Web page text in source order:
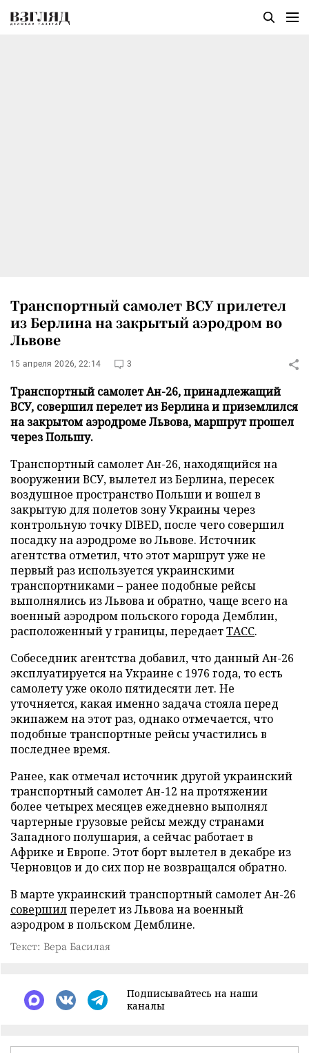
Транспортный самолет ВСУ прилетел
из Берлина на закрытый аэродром во
Львове
15 апреля 2026, 22:14 3
Транспортный самолет Ан-26, принадлежащий
ВСУ, совершил перелет из Берлина и приземлился
на закрытом аэродроме Львова, маршрут прошел
через Польшу.
Транспортный самолет Ан-26, находящийся на
вооружении ВСУ, вылетел из Берлина, пересек
воздушное пространство Польши и вошел в
закрытую для полетов зону Украины через
контрольную точку DIBED, после чего совершил
посадку на аэродроме во Львове. Источник
агентства отметил, что этот маршрут уже не
первый раз используется украинскими
транспортниками – ранее подобные рейсы
выполнялись из Львова и обратно, чаще всего на
военный аэродром польского города Демблин,
расположенный у границы, передаетТАСС.
Собеседник агентства добавил, что данный Ан-26
эксплуатируется на Украине с 1976 года, то есть
самолету уже около пятидесяти лет. Не
уточняется, какая именно задача стояла перед
экипажем на этот раз, однако отмечается, что
подобные транспортные рейсы участились в
последнее время.
Ранее, как отмечал источник другой украинский
транспортный самолет Ан-12 на протяжении
более четырех месяцев ежедневно выполнял
чартерные грузовые рейсы между странами
Западного полушария, а сейчас работает в
Африке и Европе. Этот борт вылетел в декабре из
Черновцов и до сих пор не возвращался обратно.
В марте украинский транспортный самолет Ан-26
совершилперелет из Львова на военный
аэродром в польском Демблине.
Текст: Вера Басилая
Подписывайтесь на наши
каналы